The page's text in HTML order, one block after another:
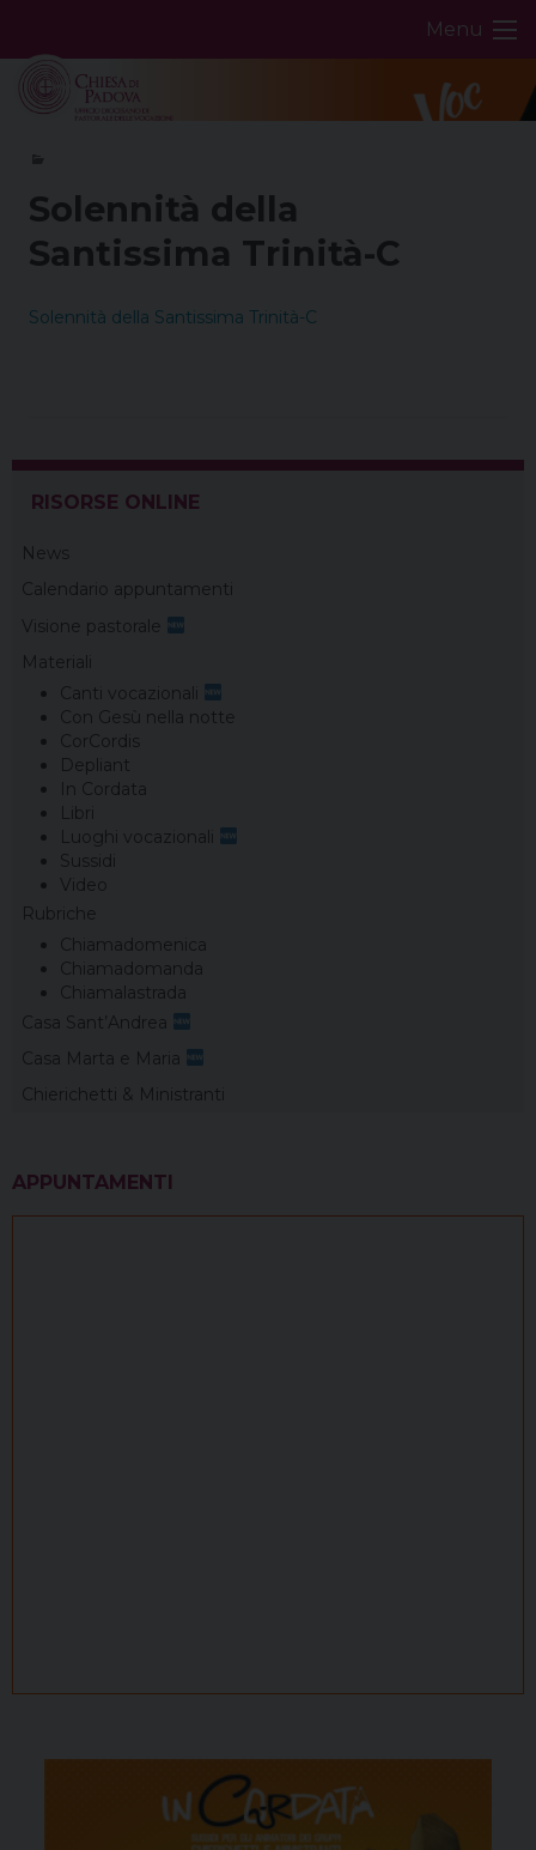
content
Menu
Solennità della
Santissima Trinità-C
Solennità della Santissima Trinità-C
RISORSE ONLINE
News
Calendario appuntamenti
Visione pastorale
Materiali
Canti vocazionali
Con Gesù nella notte
CorCordis
Depliant
In Cordata
Libri
Luoghi vocazionali
Sussidi
Video
Rubriche
Chiamadomenica
Chiamadomanda
Chiamalastrada
Casa Sant’Andrea
Casa Marta e Maria
Chierichetti & Ministranti
APPUNTAMENTI